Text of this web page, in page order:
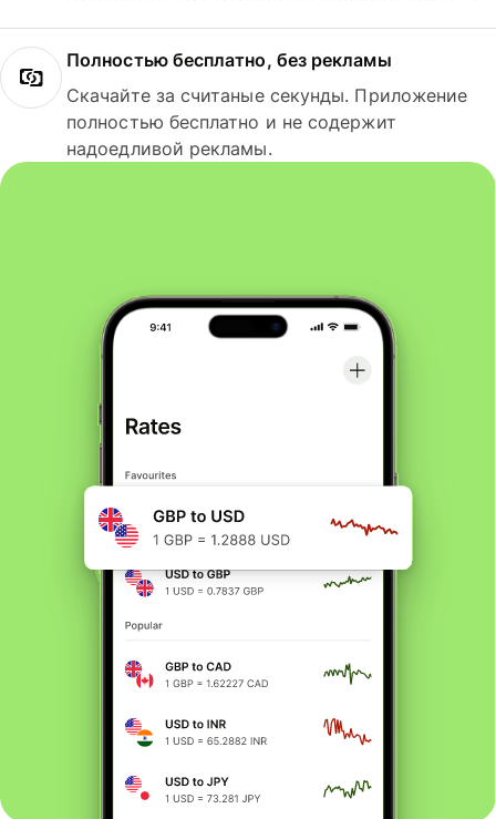
Полностью бесплатно, без рекламы
Скачайте за считаные секунды. Приложение
полностью бесплатно и не содержит
надоедливой рекламы.